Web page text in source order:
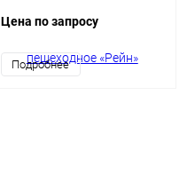
Цена по запросу
Подробнее